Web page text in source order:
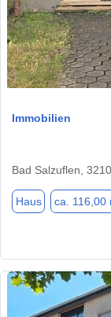
Immobilien
Bad Salzuflen,
Haus ca. 116,00